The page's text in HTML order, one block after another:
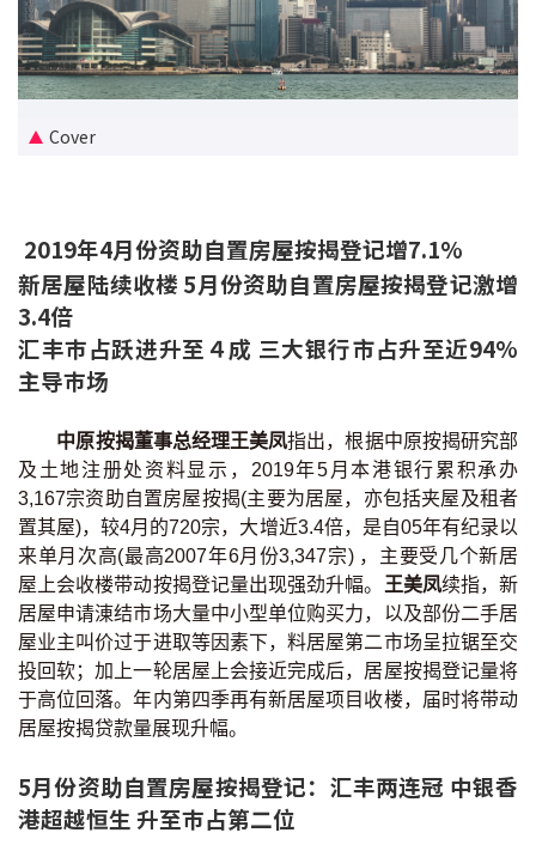
新盘优越按揭优惠
中原按揭标签优惠
推荐齐齐友赏
按揭计算
转按计算
置业预算
供款年期计算
工商铺按揭计算
印花税计算
免费物业估价
下载中心
按揭全面睇
新闻/研究
Cover
2019年4月份资助自置房屋按揭登记增7.1%
新居屋陆续收楼 5月份资助自置房屋按揭登记激增
3.4倍
汇丰巿占跃进升至４成 三大银行市占升至近94%
主导巿场
中原按揭董事总经理王美凤指出，根据中原按揭研究部
及土地注册处资料显示，2019年5月本港银行累积承办
3,167宗资助自置房屋按揭(主要为居屋，亦包括夹屋及租者
置其屋)，较4月的720宗，大增近3.4倍，是自05年有纪录以
来单月次高(最高2007年6月份3,347宗) ，主要受几个新居
屋上会收楼带动按揭登记量出现强劲升幅。
王美凤续指，新
居屋申请涷结市场大量中小型单位购买力，以及部份二手居
屋业主叫价过于进取等因素下，料居屋第二市场呈拉锯至交
投回软；加上一轮居屋上会接近完成后，居屋按揭登记量将
于高位回落。年内第四季再有新居屋项目收楼，届时将带动
居屋按揭贷款量展现升幅。
5月份资助自置房屋按揭登记：汇丰两连冠 中银香
港超越恒生 升至巿占第二位